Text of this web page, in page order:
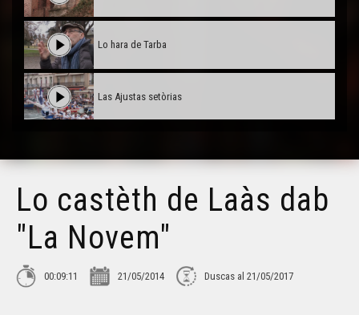
Lo hara de Tarba
Las Ajustas setòrias
Forum dels mestièrs
Lo castèth de Laàs dab
"La Novem"
00:09:11 21/05/2014 Duscas al 21/05/2017